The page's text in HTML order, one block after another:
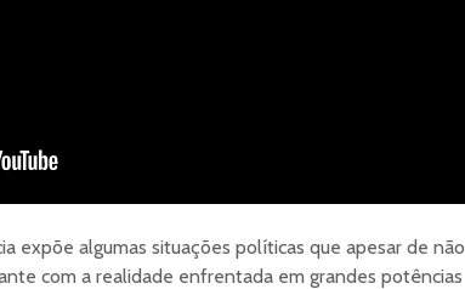
expõe algumas situações políticas que apesar de não
com a realidade enfrentada em grandes potências